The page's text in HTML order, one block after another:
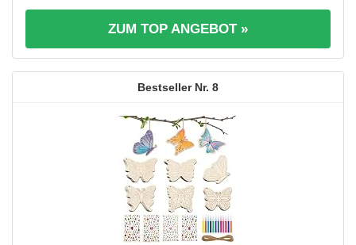
ZUM TOP ANGEBOT »
8